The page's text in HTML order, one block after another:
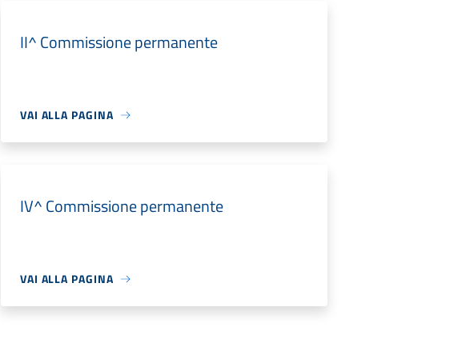
II^ Commissione permanente
VAI ALLA PAGINA
IV^ Commissione permanente
VAI ALLA PAGINA